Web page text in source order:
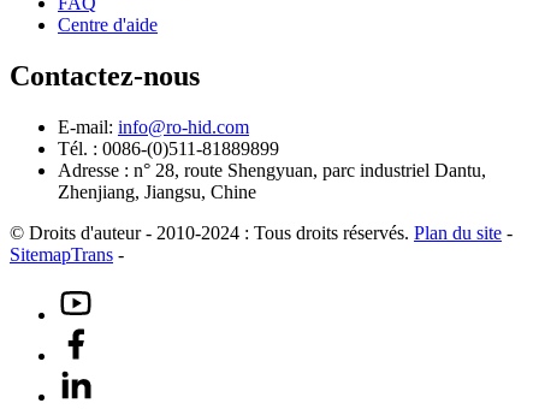
Centre d'aide
Contactez-nous
E-mail: info@ro-hid.com
Tél. : 0086-(0)511-81889899
Adresse : n° 28, route Shengyuan, parc industriel Dantu,
Zhenjiang, Jiangsu, Chine
© Droits d'auteur - 2010-2024 : Tous droits réservés. Plan du site -
SitemapTrans -